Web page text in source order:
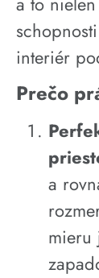
interiér
Prečo
a
mieru